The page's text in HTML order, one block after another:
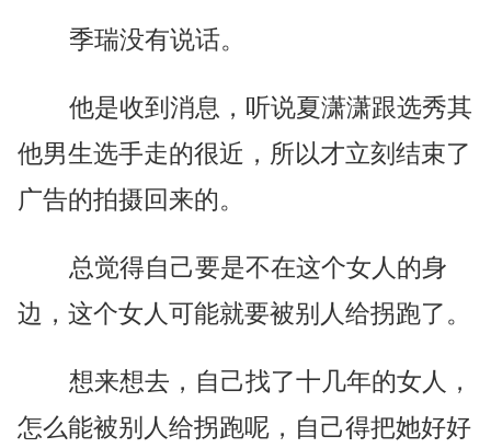
季瑞没有说话。
他是收到消息，听说夏潇潇跟选秀其
他男生选手走的很近，所以才立刻结束了
广告的拍摄回来的。
总觉得自己要是不在这个女人的身
边，这个女人可能就要被别人给拐跑了。
想来想去，自己找了十几年的女人，
怎么能被别人给拐跑呢，自己得把她好好